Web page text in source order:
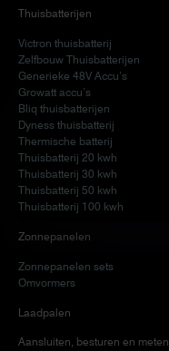
Thuisbatterijen
Victron thuisbatterij
Zelfbouw Thuisbatterijen
Generieke 48V Accu’s
Growatt accu’s
Bliq thuisbatterijen
Dyness thuisbatterij
Thermische batterij
Thuisbatterij 20 kwh
Thuisbatterij 30 kwh
Thuisbatterij 50 kwh
Thuisbatterij 100 kwh
Zonnepanelen
Zonnepanelen sets
Omvormers
Laadpalen
Aansluiten, besturen en meten